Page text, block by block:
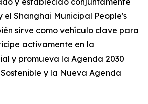
Shanghai Municipal People's
sirve como vehículo clave para
activamente en la
y promueva la Agenda 2030
y la Nueva Agenda